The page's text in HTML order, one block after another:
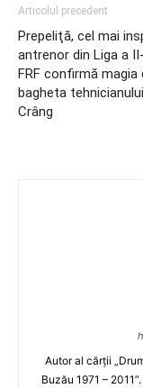
Articolul precedent
Prepeliţă, cel mai
antrenor din Liga a
FRF confirmă magia
bagheta
Crâng
Autor al cărţii
Buzău 1971 –